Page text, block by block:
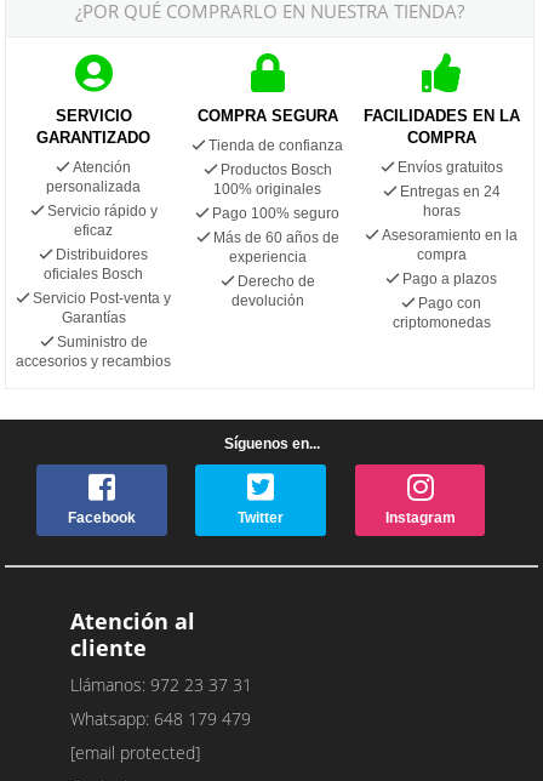
¿POR QUÉ COMPRARLO EN NUESTRA TIENDA?
SERVICIO
GARANTIZADO
Atención
personalizada
Servicio rápido y
eficaz
Distribuidores
oficiales Bosch
Servicio Post-venta y
Garantías
Suministro de
accesorios y recambios
COMPRA SEGURA
Tienda de confianza
Productos Bosch
100% originales
Pago 100% seguro
Más de 60 años de
experiencia
Derecho de
devolución
FACILIDADES EN LA
COMPRA
Envíos gratuitos
Entregas en 24
horas
Asesoramiento en la
compra
Pago a plazos
Pago con
criptomonedas
Síguenos en...
Facebook Twitter Instagram
Atención al
cliente
Llámanos: 972 23 37 31
Whatsapp: 648 179 479
[email protected]